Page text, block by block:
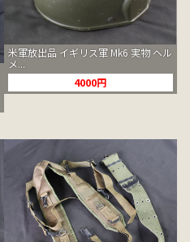
米軍放出品 イギリス軍 Mk6 実物 ヘル
メ...
4000円